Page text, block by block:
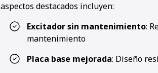
aspectos destacados incluyen:
Excitador sin mantenimiento:
mantenimiento
Placa base mejorada: Diseño